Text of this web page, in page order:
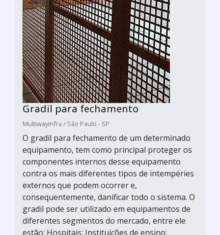
Gradil para fechamento
Multiwayinfra / São Paulo - SP
O gradil para fechamento de um determinado
equipamento, tem como principal proteger os
componentes internos desse equipamento
contra os mais diferentes tipos de intempéries
externos que podem ocorrer e,
consequentemente, danificar todo o sistema. O
gradil pode ser utilizado em equipamentos de
diferentes segmentos do mercado, entre ele
estão: Hospitais; Instituições de ensino;